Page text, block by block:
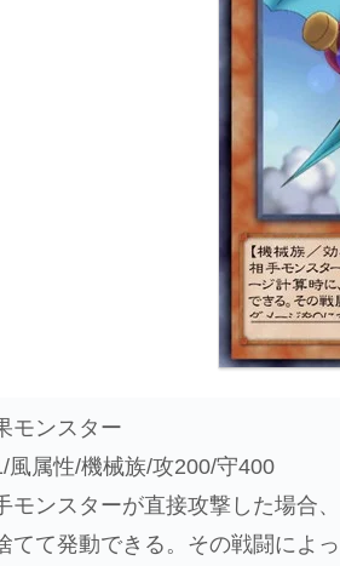
モンスター
風属性/機械族/攻200/守400
モンスターが直接攻撃した場合
てて発動できる。その戦闘によ